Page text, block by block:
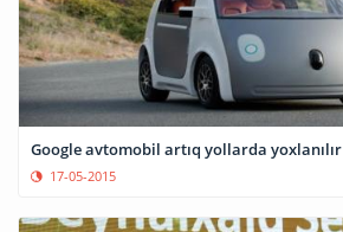
Google avtomobil artıq yollarda yoxlanılır
17-05-2015